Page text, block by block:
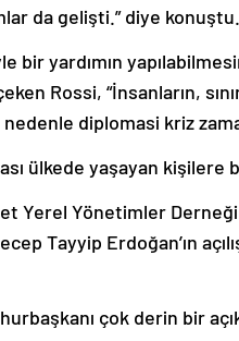
da gelişti.” diye konuştu.
bir yardımın
Rossi, “İnsanların,
diplomasi kriz
ülkede yaşayan kişilere
Yerel Yönetimler
Tayyip Erdoğan’ın
çok derin bir